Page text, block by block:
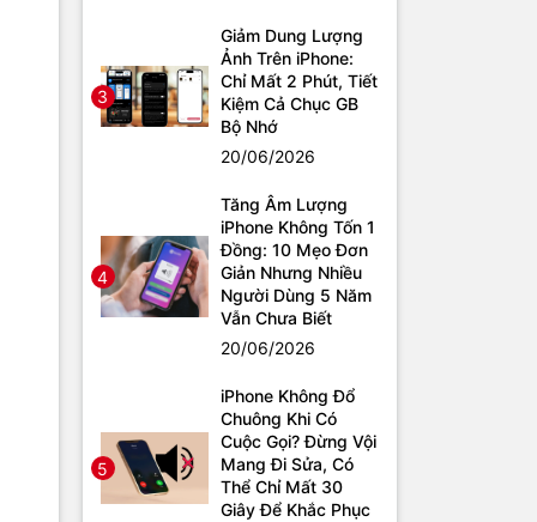
3
Giảm Dung Lượng
Ảnh Trên iPhone:
Chỉ Mất 2 Phút, Tiết
Kiệm Cả Chục GB
Bộ Nhớ
20/06/2026
4
Tăng Âm Lượng
iPhone Không Tốn 1
Đồng: 10 Mẹo Đơn
Giản Nhưng Nhiều
Người Dùng 5 Năm
Vẫn Chưa Biết
20/06/2026
5
iPhone Không Đổ
Chuông Khi Có
Cuộc Gọi? Đừng Vội
Mang Đi Sửa, Có
Thể Chỉ Mất 30
Giây Để Khắc Phục